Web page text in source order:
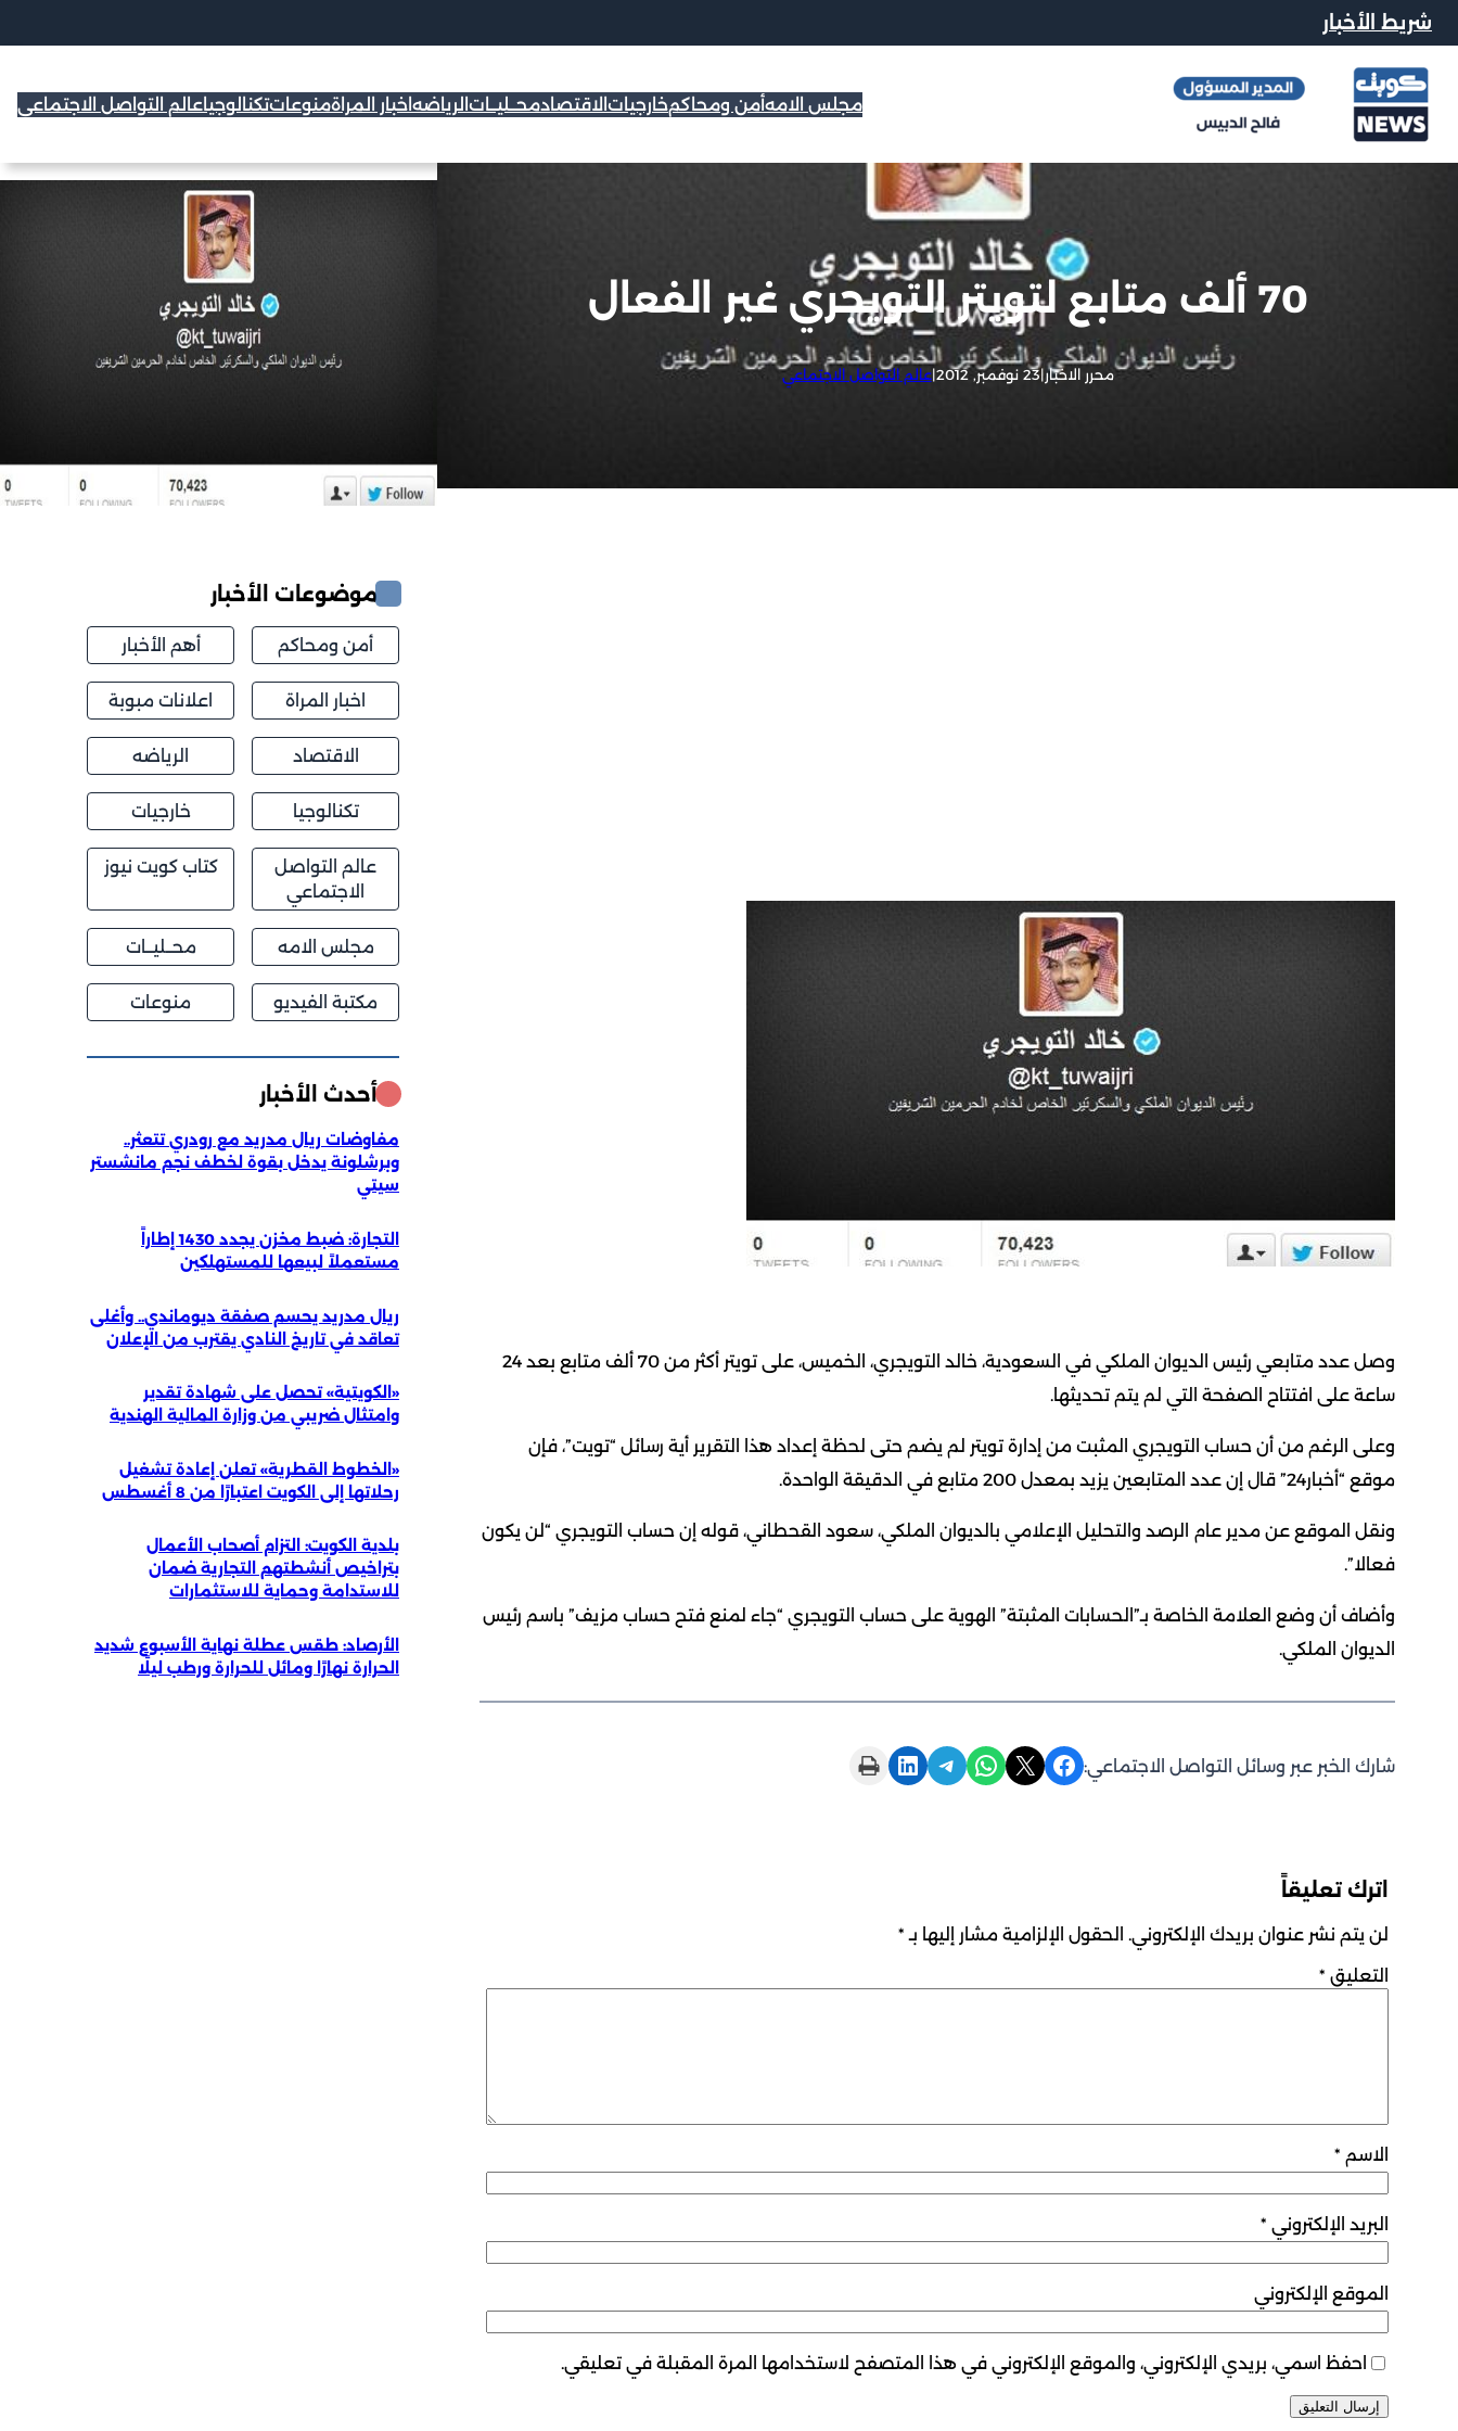
شريط الأخبار
مجلس الامهأمن ومحاكمخارجيات الاقتصادمحــليــات الرياضه اخبار المراةمنوعاتتكنالوجياعالم التواصل الاجتماعي
70 ألف متابع لتويتر التويجري غير الفعال
محرر الاخبار|23 نوفمبر, 2012 |عالم التواصل الاجتماعي
وصل عدد متابعي رئيس الديوان الملكي في السعودية، خالد التويجري، الخميس، على تويتر أكثر من 70 ألف متابع بعد 24
ساعة على افتتاح الصفحة التي لم يتم تحديثها.
وعلى الرغم من أن حساب التويجري المثبت من إدارة تويتر لم يضم حتى لحظة إعداد هذا التقرير أية رسائل “تويت”، فإن
موقع “أخبار24” قال إن عدد المتابعين يزيد بمعدل 200 متابع في الدقيقة الواحدة.
ونقل الموقع عن مدير عام الرصد والتحليل الإعلامي بالديوان الملكي، سعود القحطاني، قوله إن حساب التويجري “لن يكون
فعالا”.
وأضاف أن وضع العلامة الخاصة بـ”الحسابات المثبتة” الهوية على حساب التويجري “جاء لمنع فتح حساب مزيف” باسم رئيس
الديوان الملكي.
شارك الخبر عبر وسائل التواصل الاجتماعي: Share on Facebook
Share on X
Share on WhatsApp
Share on Telegram
Share on LinkedIn
Print this Page
اترك تعليقاً
لن يتم نشر عنوان بريدك الإلكتروني. الحقول الإلزامية مشار إليها بـ *
التعليق *
الاسم *
البريد الإلكتروني *
الموقع الإلكتروني
احفظ اسمي، بريدي الإلكتروني، والموقع الإلكتروني في هذا المتصفح لاستخدامها المرة المقبلة في تعليقي.
موضوعات الأخبار
أمن ومحاكم أهم الأخبار
اخبار المراة اعلانات مبوبة
الاقتصاد الرياضه
تكنالوجيا خارجيات
عالم التواصل
الاجتماعي
كتاب كويت نيوز
مجلس الامه محــليــات
مكتبة الفيديو منوعات
أحدث الأخبار
مفاوضات ريال مدريد مع رودري تتعثر..
وبرشلونة يدخل بقوة لخطف نجم مانشستر
سيتي
التجارة: ضبط مخزن يجدد 1430 إطاراً
مستعملاً لبيعها للمستهلكين
ريال مدريد يحسم صفقة ديوماندي.. وأغلى
تعاقد في تاريخ النادي يقترب من الإعلان
«الكويتية» تحصل على شهادة تقدير
وامتثال ضريبي من وزارة المالية الهندية
«الخطوط القطرية» تعلن إعادة تشغيل
رحلاتها إلى الكويت اعتبارًا من 8 أغسطس
بلدية الكويت: التزام أصحاب الأعمال
بتراخيص أنشطتهم التجارية ضمان
للاستدامة وحماية للاستثمارات
الأرصاد: طقس عطلة نهاية الأسبوع شديد
الحرارة نهارًا ومائل للحرارة ورطب ليلًا